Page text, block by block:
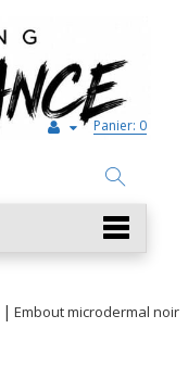
Panier: 0
Embout microdermal noir